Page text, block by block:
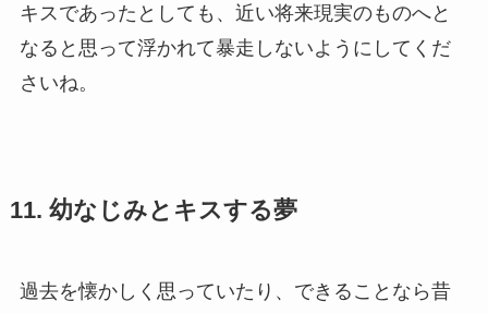
キスであったとしても、近い将来現実のものへと
なると思って浮かれて暴走しないようにしてくだ
さいね。
11. 幼なじみとキスする夢
過去を懐かしく思っていたり、できることなら昔